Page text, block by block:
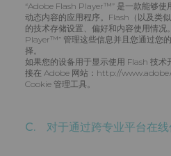
“Adobe Flash Player™” 是一款能够使
动态内容的应用程序。Flash（以及类
的技术存储设置、偏好和内容使用情况
Player™” 管理这些信息并且您通过您
择。
如果您的设备用于显示使用 Flash 技术
接在 Adobe 网站：http://
Cookie 管理工具。
C. 对于通过跨专业平台在线